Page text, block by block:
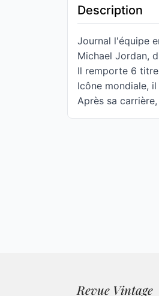
Description
Journal l'équipe
Michael Jordan,
Il remporte 6
Icône mondiale,
Après sa
Revue Vintage